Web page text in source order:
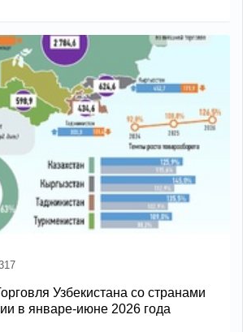
Узбекистана со странами
в январе-июне 2026 года